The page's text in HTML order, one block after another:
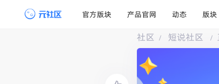
官方版块 产品官网 动态 版块
社区 / 短说社区 /